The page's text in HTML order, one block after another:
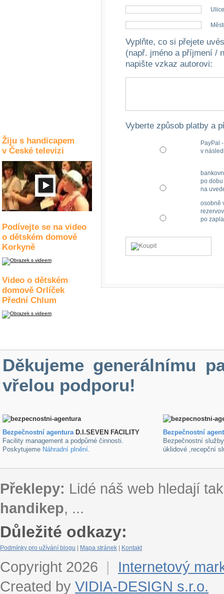
Žiju s handicapem
v České televizi
Podívejte se na video
o dětském domově
Korkyně
Video o dětském
domově Orlíček
Přední Chlum
Vyplňte, co si přejete
(např. jméno a příjmení /
napište vzkaz autorovi:
Vyberte způsob platby a
PayPal
v
po
na
osobně
po
Děkujeme generálnímu
vřelou podporu!
Bezpečnostní agenturaD.I.SEVEN FACILITY
Facility management a podpůrné činnosti.
Poskytujeme Náhradní plnění.
Bezpečnostní
Bezpečnostní
úklidové ,recepční
Překlepy: Lidé náš web hledají
handikep, ...
Důležité odkazy:
Podmínky pro užívání blogu Mapa stránek Kontakt
Copyright 2026 |
Internetový
Created by VIDIA-DESIGN s.r.o.